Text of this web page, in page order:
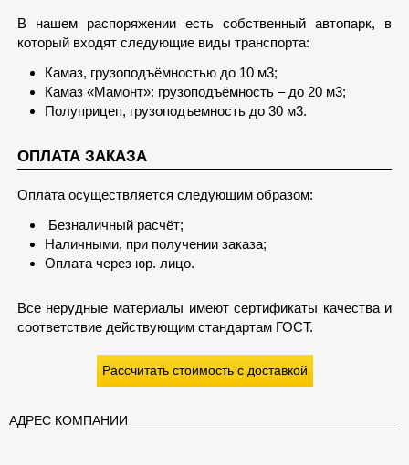
В нашем распоряжении есть собственный автопарк, в
который входят следующие виды транспорта:
Камаз, грузоподъёмностью до 10 м3;
Камаз «Мамонт»: грузоподъёмность – до 20 м3;
Полуприцеп, грузоподъемность до 30 м3.
ОПЛАТА ЗАКАЗА
Оплата осуществляется следующим образом:
Безналичный расчёт;
Наличными, при получении заказа;
Оплата через юр. лицо.
Все нерудные материалы имеют сертификаты качества и
соответствие действующим стандартам ГОСТ.
Рассчитать стоимость с доставкой
АДРЕС КОМПАНИИ